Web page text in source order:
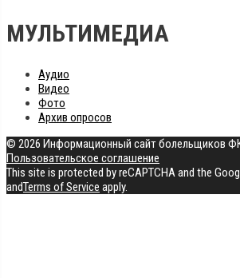
МУЛЬТИМЕДИА
Аудио
Видео
Фото
Архив опросов
© 2026 Информационный сайт болельщиков ФК
Пользовательское соглашение
This site is protected by reCAPTCHA and the
andTerms of Service apply.